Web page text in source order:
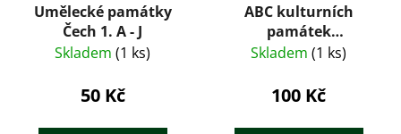
Umělecké památky
Čech 1. A - J
Skladem (1 ks)
50 Kč
ABC kulturních
památek
Československa
Skladem (1 ks)
100 Kč